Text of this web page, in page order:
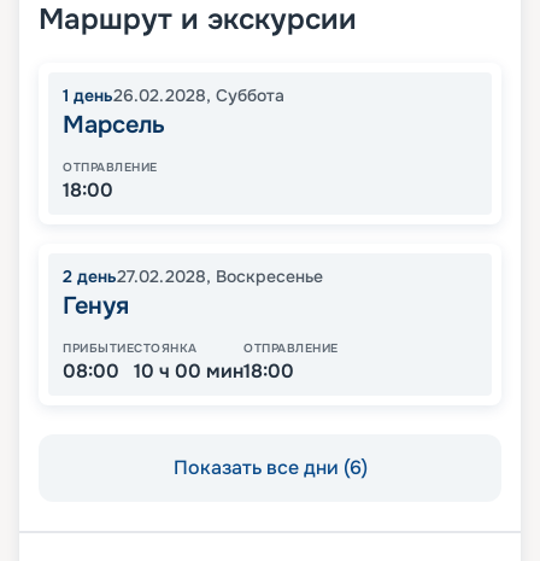
Маршрут и экскурсии
1 день26.02.2028, Суббота
Марсель
ОТПРАВЛЕНИЕ
18:00
2 день27.02.2028, Воскресенье
Генуя
ПРИБЫТИЕ
08:00
СТОЯНКА
10 ч 00 мин
ОТПРАВЛЕНИЕ
18:00
Показать все дни (6)